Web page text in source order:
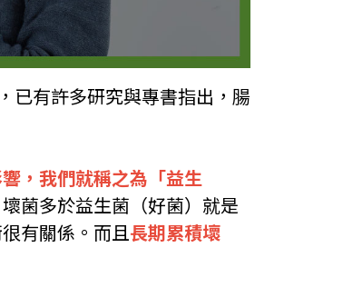
已有許多研究與專書指出，腸
，我們就稱之為「益生
菌多於益生菌（好菌）就是
有關係。而且長期累積壞